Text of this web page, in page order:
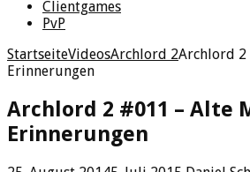
Clientgames
PvP
StartseiteVideosArchlord 2Archlord 2
Erinnerungen
Archlord 2 #011 – Alte
Erinnerungen